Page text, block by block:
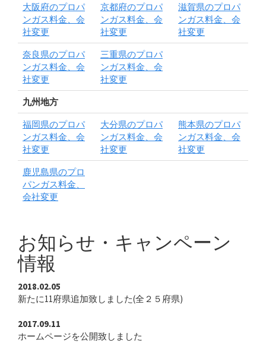
大阪府のプロパ
ンガス料金、会
社変更
京都府のプロパ
ンガス料金、会
社変更
滋賀県のプロパ
ンガス料金、会
社変更
奈良県のプロパ
ンガス料金、会
社変更
三重県のプロパ
ンガス料金、会
社変更
九州地方
福岡県のプロパ
ンガス料金、会
社変更
大分県のプロパ
ンガス料金、会
社変更
熊本県のプロパ
ンガス料金、会
社変更
鹿児島県のプロ
パンガス料金、
会社変更
お知らせ・キャンペーン
情報
2018.02.05
新たに11府県追加致しました(全２５府県)
2017.09.11
ホームページを公開致しました